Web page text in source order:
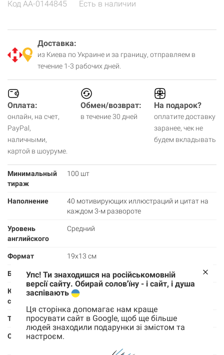
Код AA-0144845 Есть в наличии
Доставка:
из Киева по Украине и за границу, отправляем в
течение 1-3 рабочих дней.
Оплата:
онлайн, на счет,
PayPal,
наличными,
картой в шоуруме.
Обмен/возврат:
в течение 30 дней
На подарок?
оплатите доставку
заранее, чек не
будем вкладывать
Минимальный
тираж
100 шт
Наполнение
40 мотивирующих иллюстраций и цитат на
каждом 3-м развороте
Уровень
английского
Средний
Формат 19х13 см
Бумага Молочный (Немецкий Мункен, 100 г/м2)
Количество
страниц
168
Тип обложки Твердая, софт-тач (Soft-touch)
Особенности
Упс! Ти знаходишся на російськомовній
версії сайту. Обирай солов'їну - і сайт, і душа
заспівають
Ця сторінка допомагає нам краще
просувати сайт в Google, щоб ще більше
людей знаходили подарунки зі змістом та
настроєм.
Корзина 0 товары